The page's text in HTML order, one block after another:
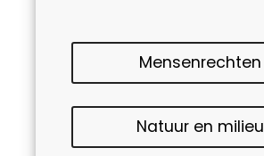
Mensenrechten
Natuur en milieu